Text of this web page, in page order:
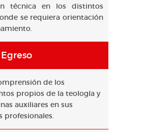
técnica en los distintos
se requiera orientación
de los
propios de la teología y
auxiliares en sus
profesionales.